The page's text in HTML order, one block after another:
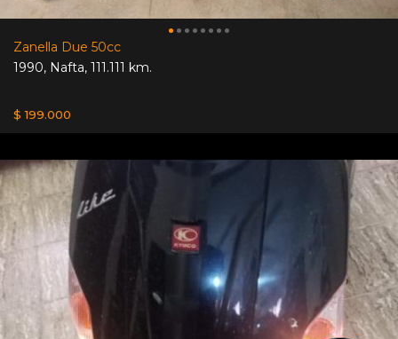
Zanella Due 50cc
1990, Nafta, 111.111 km.
$ 199.000